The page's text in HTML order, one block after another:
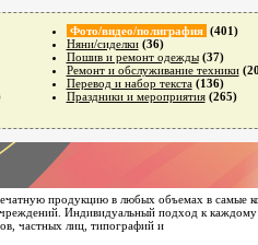
Фото/видео/полиграфия (401)
Няни/сиделки (36)
Пошив и ремонт одежды (37)
Ремонт и обслуживание техники
Перевод и набор текста (136)
Праздники и мероприятия (265)
продукцию в любых объемах в самые
Индивидуальный подход к каждому
частных лиц, типографий и